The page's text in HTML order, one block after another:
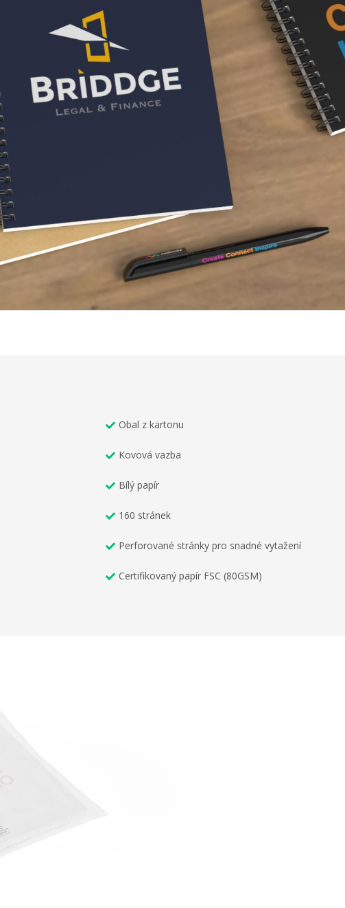
Obal z kartonu
Kovová vazba
Bílý papír
160 stránek
Perforované stránky pro snadné vytažení
Certifikovaný papír FSC (80GSM)